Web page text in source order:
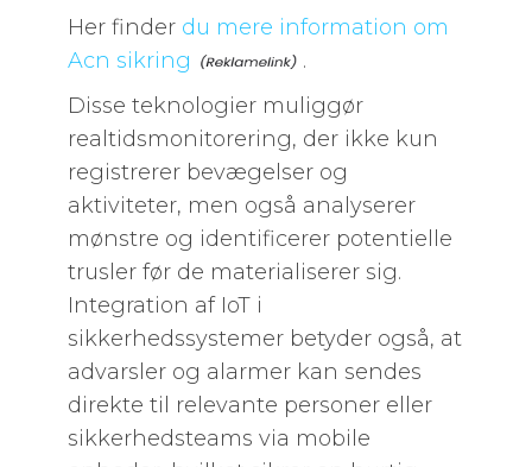
Her finder du mere information om
Acn sikring
.
Disse teknologier muliggør
realtidsmonitorering, der ikke kun
registrerer bevægelser og
aktiviteter, men også analyserer
mønstre og identificerer potentielle
trusler før de materialiserer sig.
Integration af IoT i
sikkerhedssystemer betyder også, at
advarsler og alarmer kan sendes
direkte til relevante personer eller
sikkerhedsteams via mobile